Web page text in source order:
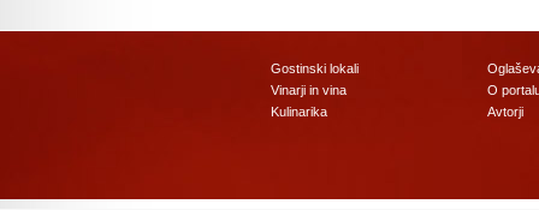
Gostinski lokali
Vinarji in vina
Kulinarika
O
Avtorji